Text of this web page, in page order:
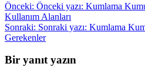
Önceki: Önceki yazı: Kumlama
Kullanım Alanları
Sonraki: Sonraki yazı: Kumlama
Gerekenler
Bir yanıt yazın